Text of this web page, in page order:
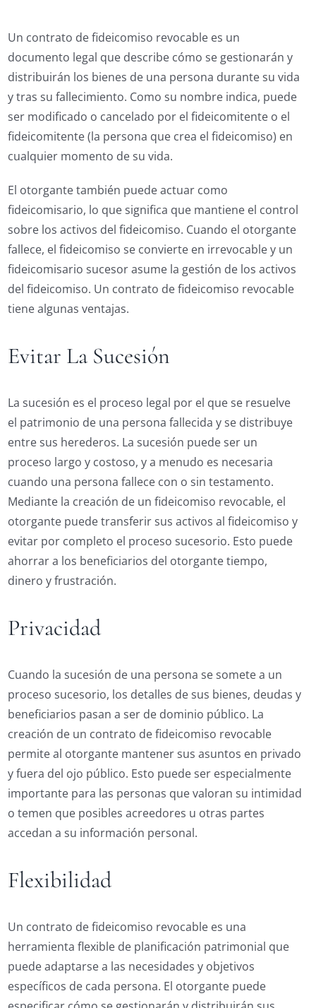
Un contrato de fideicomiso revocable es un
documento legal que describe cómo se gestionarán y
distribuirán los bienes de una persona durante su vida
y tras su fallecimiento. Como su nombre indica, puede
ser modificado o cancelado por el fideicomitente o el
fideicomitente (la persona que crea el fideicomiso) en
cualquier momento de su vida.
El otorgante también puede actuar como
fideicomisario, lo que significa que mantiene el control
sobre los activos del fideicomiso. Cuando el otorgante
fallece, el fideicomiso se convierte en irrevocable y un
fideicomisario sucesor asume la gestión de los activos
del fideicomiso. Un contrato de fideicomiso revocable
tiene algunas ventajas.
Evitar La Sucesión
La sucesión es el proceso legal por el que se resuelve
el patrimonio de una persona fallecida y se distribuye
entre sus herederos. La sucesión puede ser un
proceso largo y costoso, y a menudo es necesaria
cuando una persona fallece con o sin testamento.
Mediante la creación de un fideicomiso revocable, el
otorgante puede transferir sus activos al fideicomiso y
evitar por completo el proceso sucesorio. Esto puede
ahorrar a los beneficiarios del otorgante tiempo,
dinero y frustración.
Privacidad
Cuando la sucesión de una persona se somete a un
proceso sucesorio, los detalles de sus bienes, deudas y
beneficiarios pasan a ser de dominio público. La
creación de un contrato de fideicomiso revocable
permite al otorgante mantener sus asuntos en privado
y fuera del ojo público. Esto puede ser especialmente
importante para las personas que valoran su intimidad
o temen que posibles acreedores u otras partes
accedan a su información personal.
Flexibilidad
Un contrato de fideicomiso revocable es una
herramienta flexible de planificación patrimonial que
puede adaptarse a las necesidades y objetivos
específicos de cada persona. El otorgante puede